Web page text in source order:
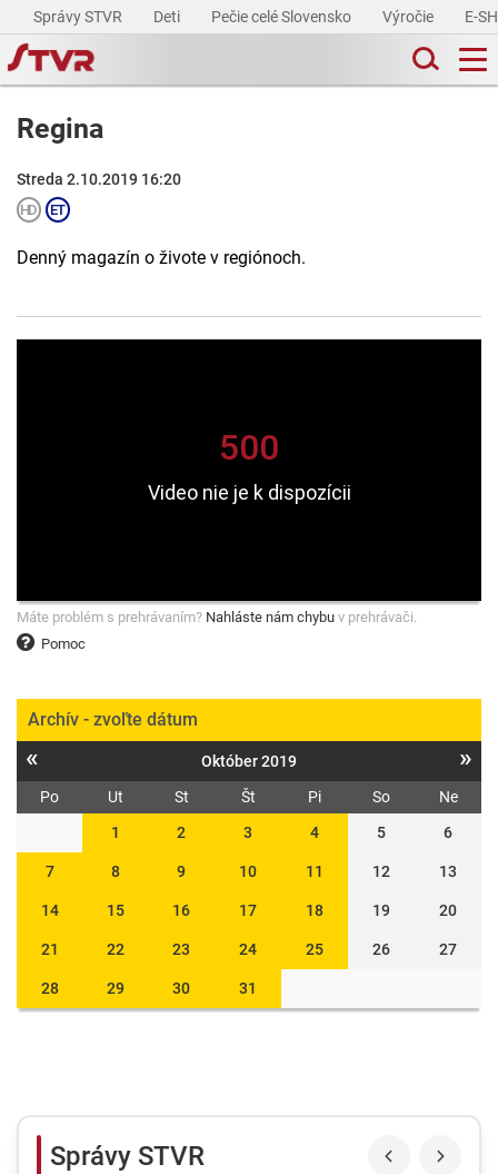
Správy STVR Deti Pečie celé Slovensko Výročie E-
Regina
Streda 2.10.2019 16:20
Denný magazín o živote v regiónoch.
Pomoc
Máte problém s prehrávaním? Nahláste nám chybu v prehrávači.
Archív - zvoľte dátum
« Október 2019 »
Po Ut St Št Pi So
Ne
1
2 3 4 5 6
7 8 9 10 11 12 13
14 15 16 17 18 19 20
21 22 23 24 25 26 27
28 29 30 31
Správy STVR